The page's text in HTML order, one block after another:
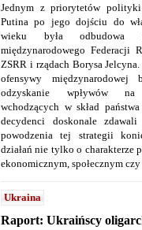
Jednym z priorytetów polityki
Putina po jego dojściu do
wieku była
międzynarodowego Federacji
ZSRR i rządach Borysa
ofensywy międzynarodowej
odzyskanie wpływów
wchodzących w skład
decydenci doskonale
powodzenia tej strategii
działań nie tylko o charakterze
ekonomicznym, społecznym
Ukraina
Raport: Ukraińscy